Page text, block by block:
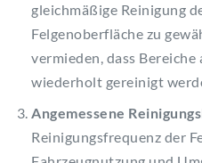
gleichmäßige Reinigung
Felgenoberfläche zu
vermieden, dass
wiederholt gereinigt
Angemessene
Reinigungsfrequenz der